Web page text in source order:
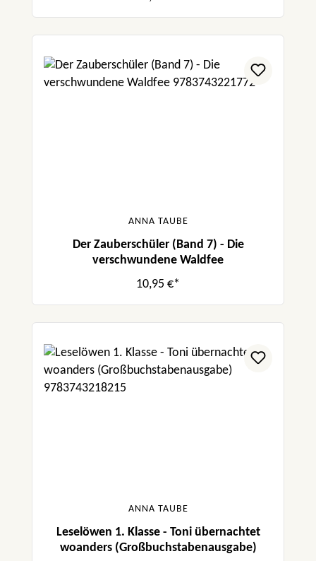
ANNA TAUBE
Der Zauberschüler (Band 7) - Die
verschwundene Waldfee
10,95 €*
ANNA TAUBE
Leselöwen 1. Klasse - Toni übernachtet
woanders (Großbuchstabenausgabe)